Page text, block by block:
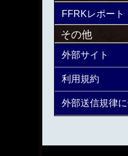
FFRKレポート
その他
外部サイト
利用規約
外部送信規律